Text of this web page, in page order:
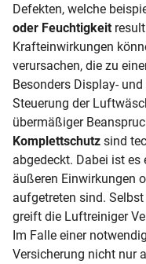
Defekten, welche
oder Feuchtigkeit
Krafteinwirkungen
verursachen, die zu
Besonders Display-
Steuerung der
übermäßiger
Komplettschutz sind
abgedeckt. Dabei ist
äußeren Einwirkungen
aufgetreten sind.
greift die Luftreiniger
Im Falle einer
Versicherung nicht nur